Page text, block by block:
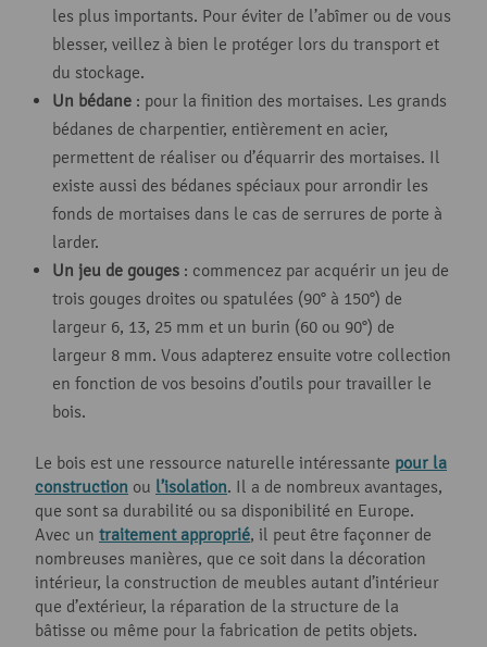
les plus importants. Pour éviter de l’abîmer ou de vous
blesser, veillez à bien le protéger lors du transport et
du stockage.
Un bédane : pour la finition des mortaises. Les grands
bédanes de charpentier, entièrement en acier,
permettent de réaliser ou d’équarrir des mortaises. Il
existe aussi des bédanes spéciaux pour arrondir les
fonds de mortaises dans le cas de serrures de porte à
larder.
Un jeu de gouges : commencez par acquérir un jeu de
trois gouges droites ou spatulées (90° à 150°) de
largeur 6, 13, 25 mm et un burin (60 ou 90°) de
largeur 8 mm. Vous adapterez ensuite votre collection
en fonction de vos besoins d’outils pour travailler le
bois.
Le bois est une ressource naturelle intéressante pour la
construction ou l’isolation. Il a de nombreux avantages,
que sont sa durabilité ou sa disponibilité en Europe.
Avec un traitement approprié, il peut être façonner de
nombreuses manières, que ce soit dans la décoration
intérieur, la construction de meubles autant d’intérieur
que d’extérieur, la réparation de la structure de la
bâtisse ou même pour la fabrication de petits objets.